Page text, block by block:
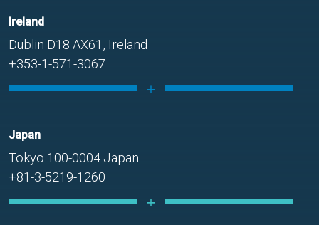
Ireland
Dublin D18 AX61, Ireland
+353-1-571-3067
Japan
Tokyo 100-0004 Japan
+81-3-5219-1260